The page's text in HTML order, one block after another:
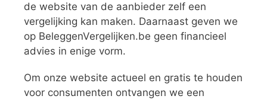
de website van de aanbieder zelf een
vergelijking kan maken. Daarnaast geven we
op BeleggenVergelijken.be geen financieel
advies in enige vorm.
Om onze website actueel en gratis te houden
voor consumenten ontvangen we een